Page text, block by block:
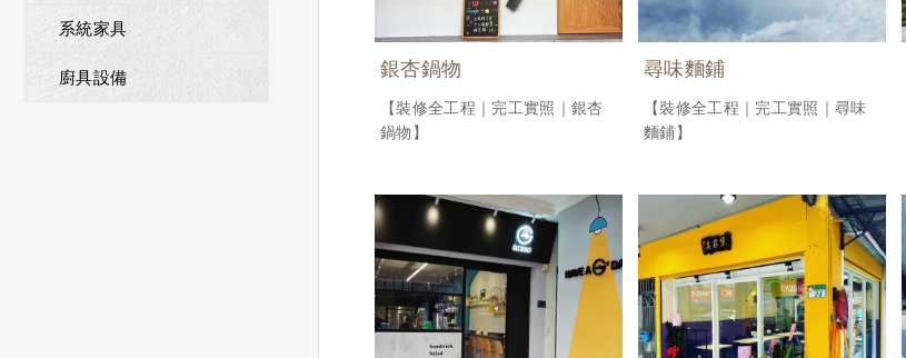
系統家具
廚具設備 銀杏鍋物
【裝修全工程｜完工實照｜銀杏
鍋物】
尋味麵鋪
【裝修全工程｜完工實照｜尋味
麵鋪】